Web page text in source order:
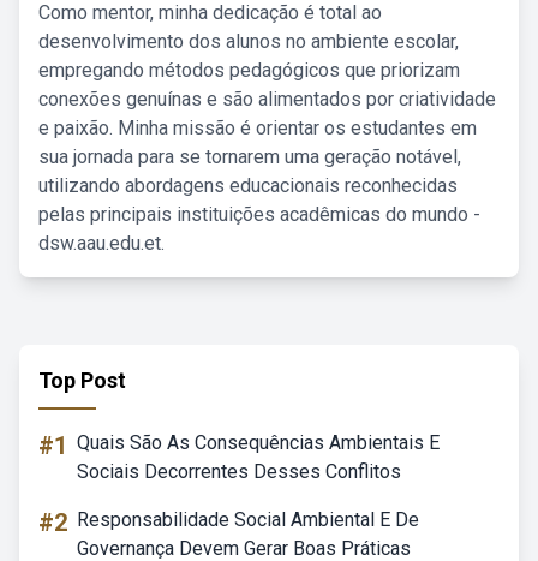
Como mentor, minha dedicação é total ao
desenvolvimento dos alunos no ambiente escolar,
empregando métodos pedagógicos que priorizam
conexões genuínas e são alimentados por criatividade
e paixão. Minha missão é orientar os estudantes em
sua jornada para se tornarem uma geração notável,
utilizando abordagens educacionais reconhecidas
pelas principais instituições acadêmicas do mundo -
dsw.aau.edu.et.
Top Post
#1 Quais São As Consequências Ambientais E
Sociais Decorrentes Desses Conflitos
#2 Responsabilidade Social Ambiental E De
Governança Devem Gerar Boas Práticas